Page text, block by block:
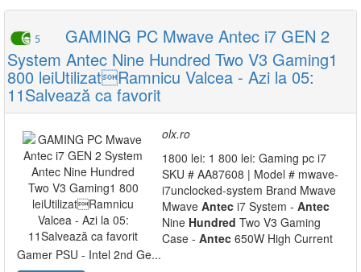
5
GAMING PC Mwave Antec i7 GEN 2
System Antec Nine Hundred Two V3 Gaming1
800 leiUtilizatRamnicu Valcea - Azi la 05:
11Salvează ca favorit
olx.ro
1800 lei: 1 800 lei: Gaming pc i7
SKU # AA87608 | Model # mwave-
i7unclocked-system Brand Mwave
Mwave Antec i7 System - Antec
Nine Hundred Two V3 Gaming
Case - Antec 650W High Current
Gamer PSU - Intel 2nd Ge...